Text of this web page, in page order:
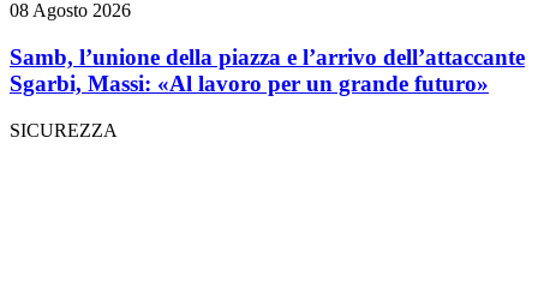
08 Agosto 2026
Samb, l’unione della piazza e l’arrivo dell’attaccante
Sgarbi, Massi: «Al lavoro per un grande futuro»
SICUREZZA